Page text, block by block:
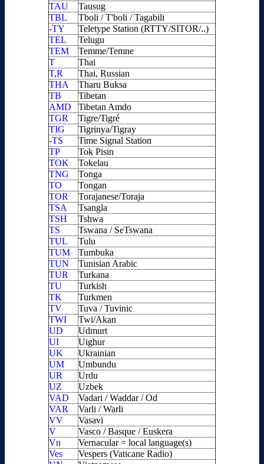
TAU
Tausug
TBL
Tboli / T'boli / Tagabili
-TY
Teletype Station (RTTY/SITOR/..)
TEL
Telugu
TEM
Temme/Temne
T
Thai
T,R
Thai, Russian
THA
Tharu Buksa
TB
Tibetan
AMD
Tibetan Amdo
TGR
Tigre/Tigré
TIG
Tigrinya/Tigray
-TS
Time Signal Station
TP
Tok Pisin
TOK
Tokelau
TNG
Tonga
TO
Tongan
TOR
Torajanese/Toraja
TSA
Tsangla
TSH
Tshwa
TS
Tswana / SeTswana
TUL
Tulu
TUM
Tumbuka
TUN
Tunisian Arabic
TUR
Turkana
TU
Turkish
TK
Turkmen
TV
Tuva / Tuvinic
TWI
Twi/Akan
UD
Udmurt
UI
Uighur
UK
Ukrainian
UM
Umbundu
UR
Urdu
UZ
Uzbek
VAD
Vadari / Waddar / Od
VAR
Varli / Warli
VV
Vasavi
V
Vasco / Basque / Euskera
Vn
Vernacular = local language(s)
Ves
Vespers (Vaticane Radio)